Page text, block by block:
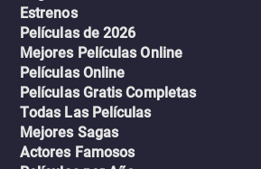
Estrenos
Películas de 2026
Mejores Películas Online
Películas Online
Películas Gratis Completas
Todas Las Películas
Mejores Sagas
Actores Famosos